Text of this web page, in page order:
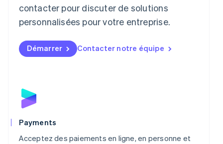
contacter pour discuter de solutions
personnalisées pour votre entreprise.
Démarrer Contacter notre équipe
Payments
Acceptez des paiements en ligne, en personne et
Luxembourg
FrançaisDeutsch English
English简体中文
Malte
Norvège
English
English
NederlandsEnglish